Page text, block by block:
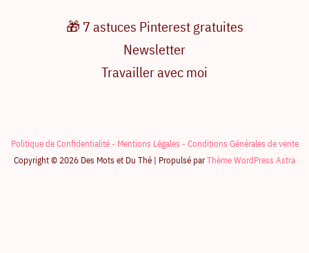
🎁 7 astuces Pinterest gratuites
Newsletter
Travailler avec moi
Politique de Confidentialité - Mentions Légales - Conditions Générales de vente
Copyright © 2026 Des Mots et Du Thé | Propulsé parThème WordPress Astra